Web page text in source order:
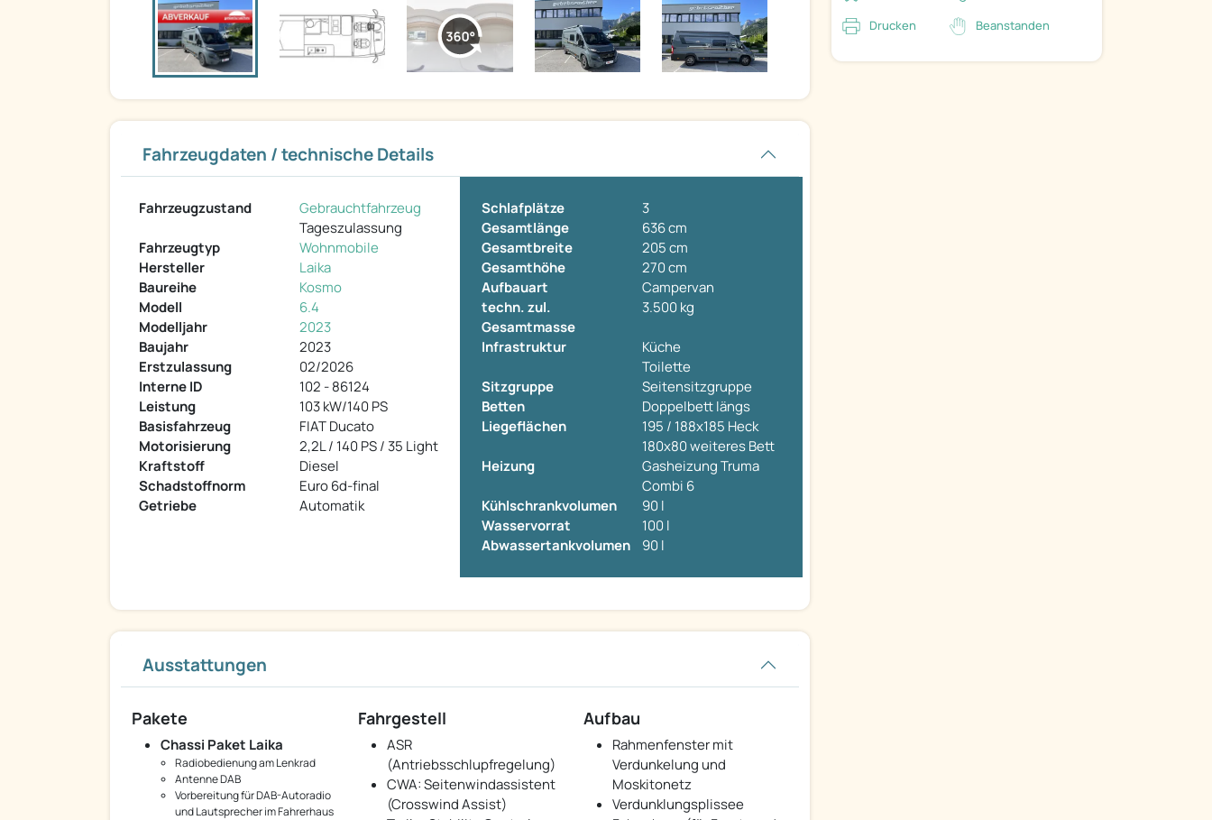
Fahrzeugdaten / technische Details
Fahrzeugzustand
Gebrauchtfahrzeug
Tageszulassung
Fahrzeugtyp
Wohnmobile
Hersteller
Laika
Baureihe
Kosmo
Modell
6.4
Modelljahr
2023
Baujahr
2023
Erstzulassung
02/2026
Interne ID
102 - 86124
Leistung
103 kW/140 PS
Basisfahrzeug
FIAT Ducato
Motorisierung
2,2L / 140 PS / 35 Light
Kraftstoff
Diesel
Schadstoffnorm
Euro 6d-final
Getriebe
Automatik
Schlafplätze
3
Gesamtlänge
636 cm
Gesamtbreite
205 cm
Gesamthöhe
270 cm
Aufbauart
Campervan
techn. zul.
Gesamtmasse
3.500 kg
Infrastruktur
Küche
Toilette
Sitzgruppe
Seitensitzgruppe
Betten
Doppelbett längs
Liegeflächen
195 / 188x185 Heck
180x80 weiteres Bett
Heizung
Gasheizung Truma
Combi 6
Kühlschrankvolumen
90 l
Wasservorrat
100 l
Abwassertankvolumen
90 l
Ausstattungen
Pakete
Chassi Paket Laika
Radiobedienung am Lenkrad
Antenne DAB
Vorbereitung für DAB-Autoradio
und Lautsprecher im Fahrerhaus
Fahrgestell
ASR
(Antriebsschlupfregelung)
CWA: Seitenwindassistent
(Crosswind Assist)
Aufbau
Rahmenfenster mit
Verdunkelung und
Moskitonetz
Verdunklungsplissee
Drucken Beanstanden